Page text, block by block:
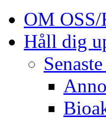
OM
Håll dig